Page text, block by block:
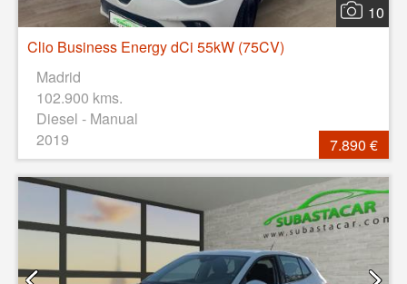
10
Clio Business Energy dCi 55kW (75CV)
Madrid
102.900 kms.
Diesel - Manual
2019
7.890 €